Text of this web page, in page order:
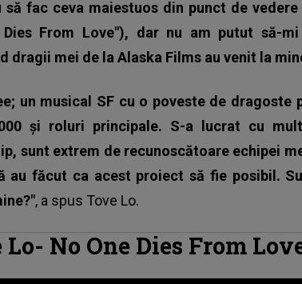
să fac ceva maiestuos din punct de
Dies From Love"), dar nu am putut să-
dragii mei de la Alaska Films au venit la
un musical SF cu o poveste de dragoste
și roluri principale. S-a lucrat cu
sunt extrem de recunoscătoare echipei
au făcut ca acest proiect să fie posibil.
, a spus Tove Lo.
No One Dies From